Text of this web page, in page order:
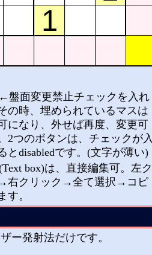
←盤面変更禁止チェックを入れ
の時、埋められているマスは
になり、外せば再度、変更可
2つのボタンは、チェックが入
とdisabledです。(文字が薄い)
box)は、直接編集可。左ク
右クリック→全て選択→コピ
す。
ー発射法だけです。